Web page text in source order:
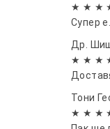
★ ★ ★
Супер
Др.
★ ★ ★
Тони
★ ★ ★